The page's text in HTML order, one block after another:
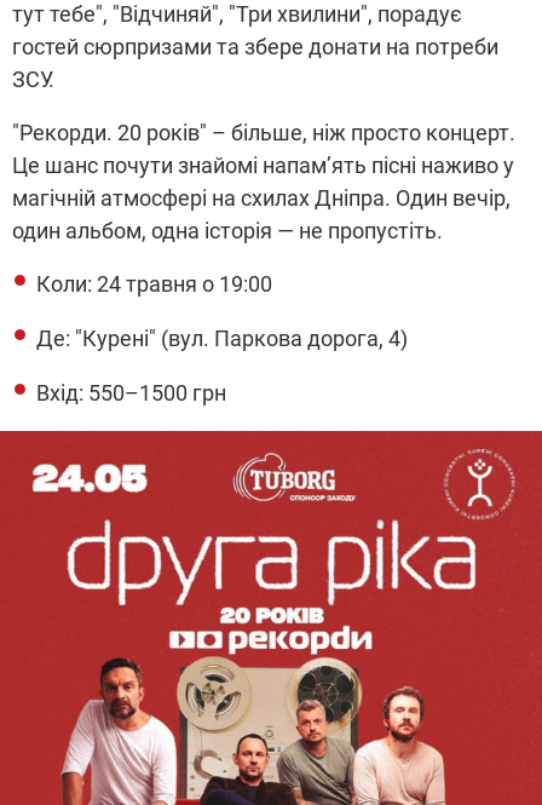
тут тебе", "Відчиняй", "Три хвилини", порадує
гостей сюрпризами та збере донати на потреби
ЗСУ.
"Рекорди. 20 років" – більше, ніж просто концерт.
Це шанс почути знайомі напам’ять пісні наживо у
магічній атмосфері на схилах Дніпра. Один вечір,
один альбом, одна історія — не пропустіть.
Коли: 24 травня о 19:00
Де: "Курені" (вул. Паркова дорога, 4)
Вхід: 550–1500 грн